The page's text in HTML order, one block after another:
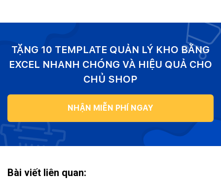
TẶNG 10 TEMPLATE QUẢN LÝ KHO BẰNG
EXCEL NHANH CHÓNG VÀ HIỆU QUẢ CHO
CHỦ SHOP
NHẬN MIỄN PHÍ NGAY
Bài viết liên quan: